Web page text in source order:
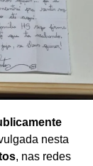
nesta
, nas redes